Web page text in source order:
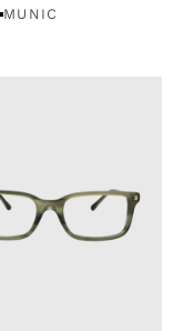
MUNIC